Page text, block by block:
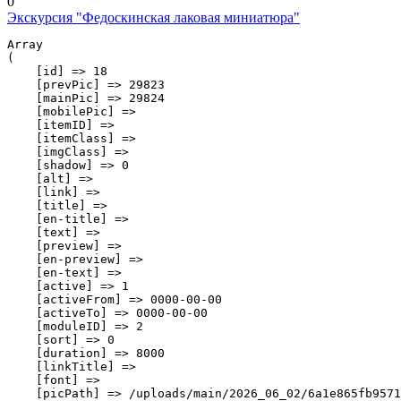
Экскурсия "Федоскинская лаковая миниатюра"
Array
(
    [id] => 18
    [prevPic] => 29823
    [mainPic] => 29824
    [mobilePic] =>
    [itemID] =>
    [itemClass] =>
    [imgClass] =>
    [shadow] => 0
    [alt] =>
    [link] =>
    [title] =>
    [en-title] =>
    [text] =>
    [preview] =>
    [en-preview] =>
    [en-text] =>
    [active] => 1
    [activeFrom] => 0000-00-00
    [activeTo] => 0000-00-00
    [moduleID] => 2
    [sort] => 0
    [duration] => 8000
    [linkTitle] =>
    [font] =>
[picPath] => /uploads/main/2026_06_02/